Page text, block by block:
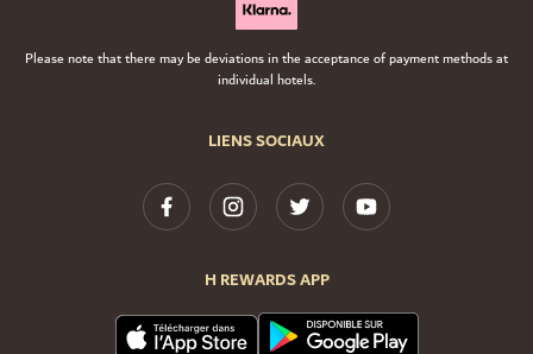
LIENS SOCIAUX
H REWARDS APP
Please note that there may be deviations in the acceptance of payment methods at
individual hotels.